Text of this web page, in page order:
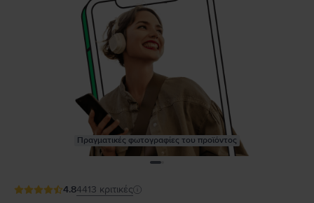
Πραγματικές φωτογραφίες του προϊόντος
4.84413 κριτικές